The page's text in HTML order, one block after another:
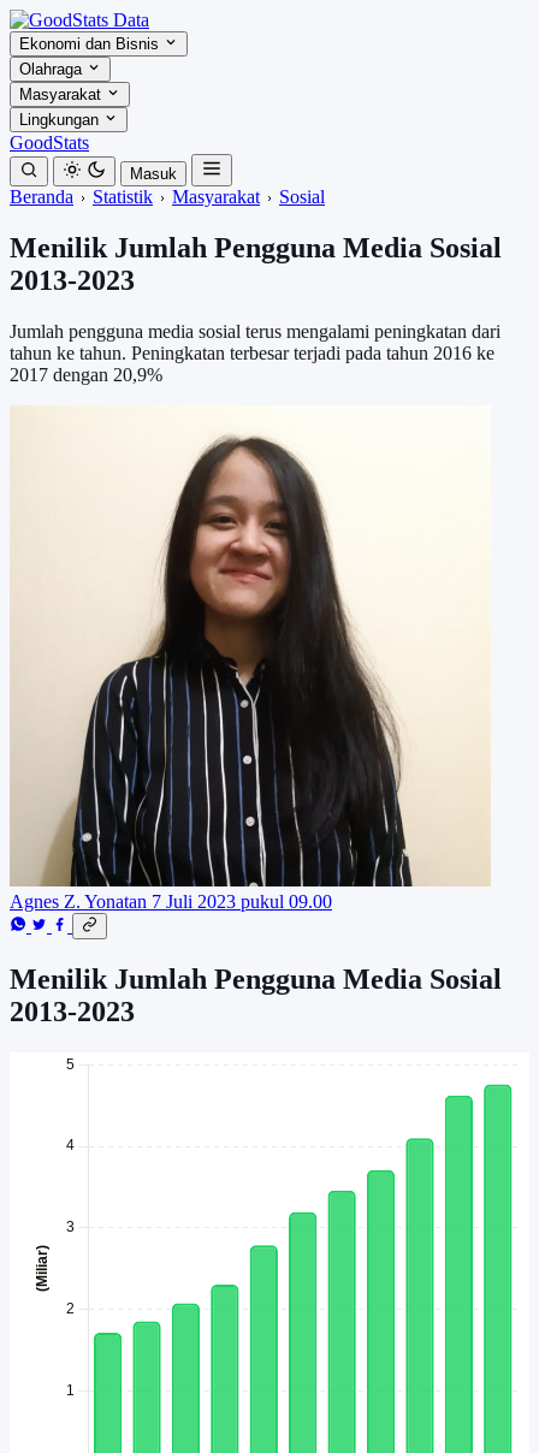
Ekonomi dan Bisnis
Olahraga
Masyarakat
Lingkungan
GoodStats
Masuk
Beranda Statistik Masyarakat Sosial
Menilik Jumlah Pengguna Media Sosial
2013-2023
Jumlah pengguna media sosial terus mengalami peningkatan dari
tahun ke tahun. Peningkatan terbesar terjadi pada tahun 2016 ke
2017 dengan 20,9%
Agnes Z. Yonatan 7 Juli 2023 pukul 09.00
Menilik Jumlah Pengguna Media Sosial
2013-2023